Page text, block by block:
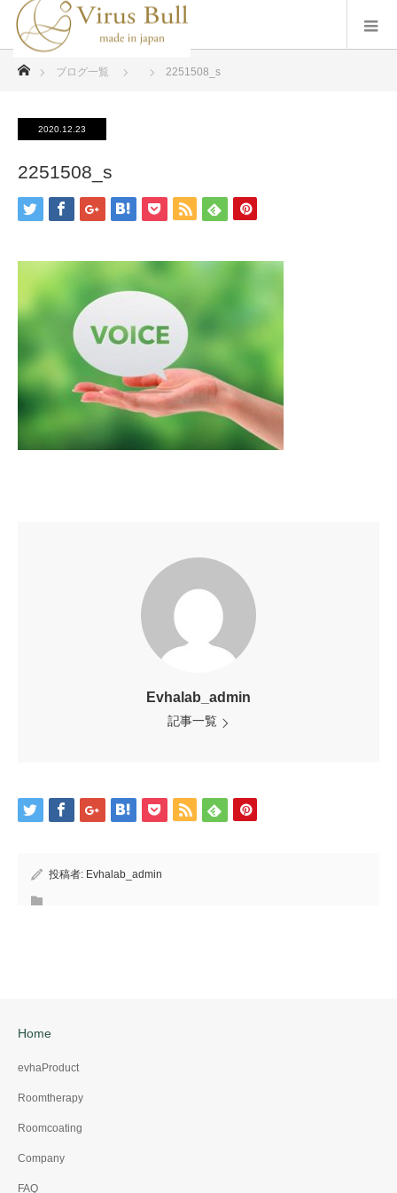
ブログ一覧 2251508_s
2020.12.23
2251508_s
Evhalab_admin
記事一覧
投稿者: Evhalab_admin
Home
evhaProduct
Roomtherapy
Roomcoating
Company
FAQ